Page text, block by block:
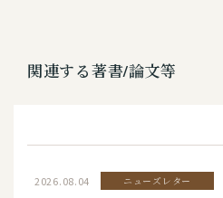
関連する著書/論文等
2026.08.04 ニューズレター